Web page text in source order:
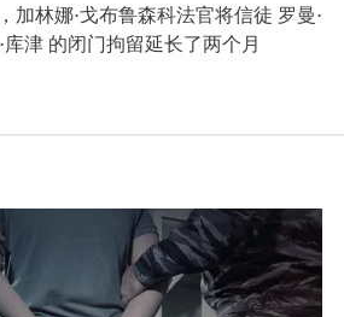
加林娜·戈布鲁森科法官将信徒 罗曼·
津 的闭门拘留延长了两个月